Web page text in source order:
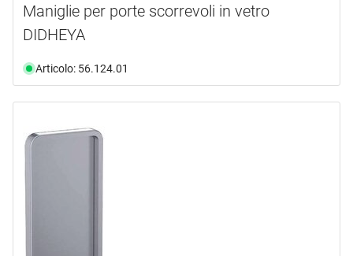
Maniglie per porte scorrevoli in vetro
DIDHEYA
Articolo: 56.124.01